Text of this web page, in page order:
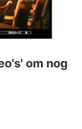
om nog